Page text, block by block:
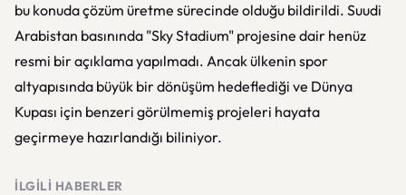
bu konuda çözüm üretme sürecinde olduğu bildirildi. Suudi
Arabistan basınında "Sky Stadium" projesine dair henüz
resmi bir açıklama yapılmadı. Ancak ülkenin spor
altyapısında büyük bir dönüşüm hedeflediği ve Dünya
Kupası için benzeri görülmemiş projeleri hayata
geçirmeye hazırlandığı biliniyor.
İLGILI HABERLER